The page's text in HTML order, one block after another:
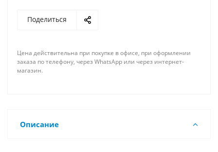
Поделиться
Цена действительна при покупке в офисе, при оформлении
заказа по телефону, через WhatsApp или через интернет-
магазин.
Описание